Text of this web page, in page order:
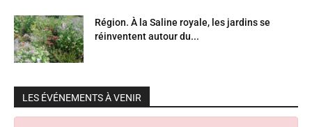
Région. À la Saline royale, les jardins se
réinventent autour du...
LES ÉVÉNEMENTS À VENIR